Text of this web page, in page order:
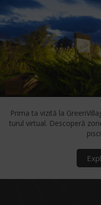
Prima ta vizită la
turul virtual. Descoperă